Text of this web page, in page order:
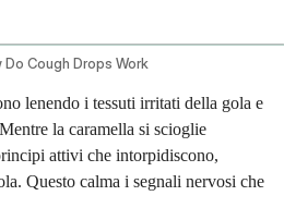
Do Cough Drops Work
lenendo i tessuti irritati della gola e
la caramella si scioglie
attivi che intorpidiscono,
Questo calma i segnali nervosi che